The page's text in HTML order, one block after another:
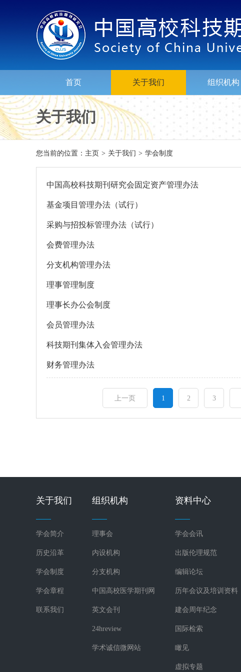
首页 关于我们 组织机构
关于我们
您当前的位置： 主页 > 关于我们 > 学会制度
中国高校科技期刊研究会固定资产管理办法
基金项目管理办法（试行）
采购与招投标管理办法（试行）
会费管理办法
分支机构管理办法
理事管理制度
理事长办公会制度
会员管理办法
科技期刊集体入会管理办法
财务管理办法
上一页 1 2 3
关于我们
学会简介
历史沿革
学会制度
学会章程
联系我们
组织机构
理事会
内设机构
分支机构
中国高校医学期刊网
英文会刊
24hreview
学术诚信微网站
资料中心
学会会讯
出版伦理规范
编辑论坛
历年会议及培训资料
建会周年纪念
国际检索
瞰见
虚拟专题